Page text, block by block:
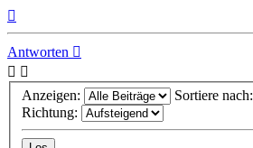
Antworten
Anzeigen:
Sortiere nach:
Richtung: